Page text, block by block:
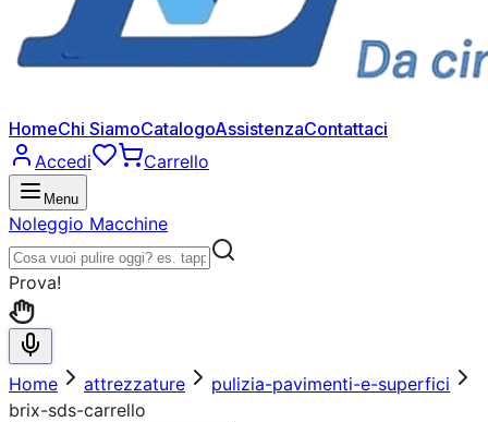
HomeChi SiamoCatalogoAssistenzaContattaci
Accedi
Carrello
Menu
Noleggio Macchine
Prova!
Home attrezzature
pulizia-pavimenti-e-superfici
brix-sds-carrello